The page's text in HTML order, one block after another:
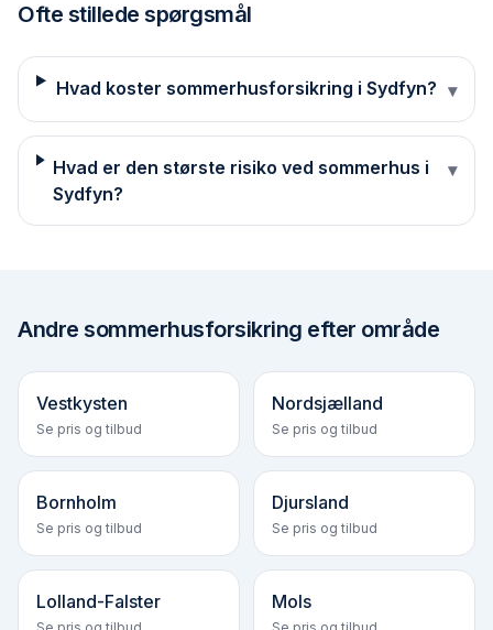
Ofte stillede spørgsmål
Hvad koster sommerhusforsikring i Sydfyn? ▾
Hvad er den største risiko ved sommerhus i
Sydfyn?
▾
Andre sommerhusforsikring efter område
Vestkysten
Se pris og tilbud
Nordsjælland
Se pris og tilbud
Bornholm
Se pris og tilbud
Djursland
Se pris og tilbud
Lolland-Falster Mols